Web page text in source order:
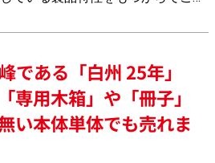
やでそれぞれの相場に基づき精査
である「白州 25年」
専用木箱」や「冊子」
い本体単体でも売れま